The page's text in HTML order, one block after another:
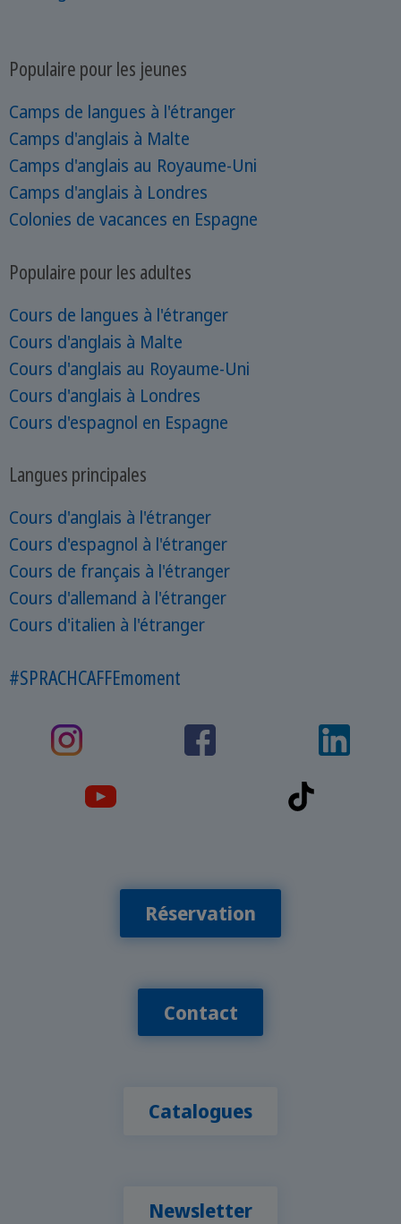
Populaire pour les jeunes
Camps de langues à l'étranger
Camps d'anglais à Malte
Camps d'anglais au Royaume-Uni
Camps d'anglais à Londres
Colonies de vacances en Espagne
Populaire pour les adultes
Cours de langues à l'étranger
Cours d'anglais à Malte
Cours d'anglais au Royaume-Uni
Cours d'anglais à Londres
Cours d'espagnol en Espagne
Langues principales
Cours d'anglais à l'étranger
Cours d'espagnol à l'étranger
Cours de français à l'étranger
Cours d'allemand à l'étranger
Cours d'italien à l'étranger
#SPRACHCAFFEmoment
Réservation
Contact
Catalogues
Newsletter